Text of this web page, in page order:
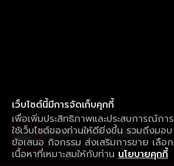
เว็บไซต์นี้มีการจัดเก็บคุกกี้
เพื่อเพิ่มประสิทธิภาพและประสบการณ์การ
ใช้เว็บไซต์ของท่านให้ดียิ่งขึ้น รวมถึงมอบ
ข้อเสนอ กิจกรรม ส่งเสริมการขาย เลือก
เนื้อหาที่เหมาะสมให้กับท่าน นโยบายคุกกี้
ใช้งานแอป ลื่นไหลกว่า ไม่มีสะดุด
ดาวน์โหลดแอปเพื่อการรับชมที่ดีกว่า